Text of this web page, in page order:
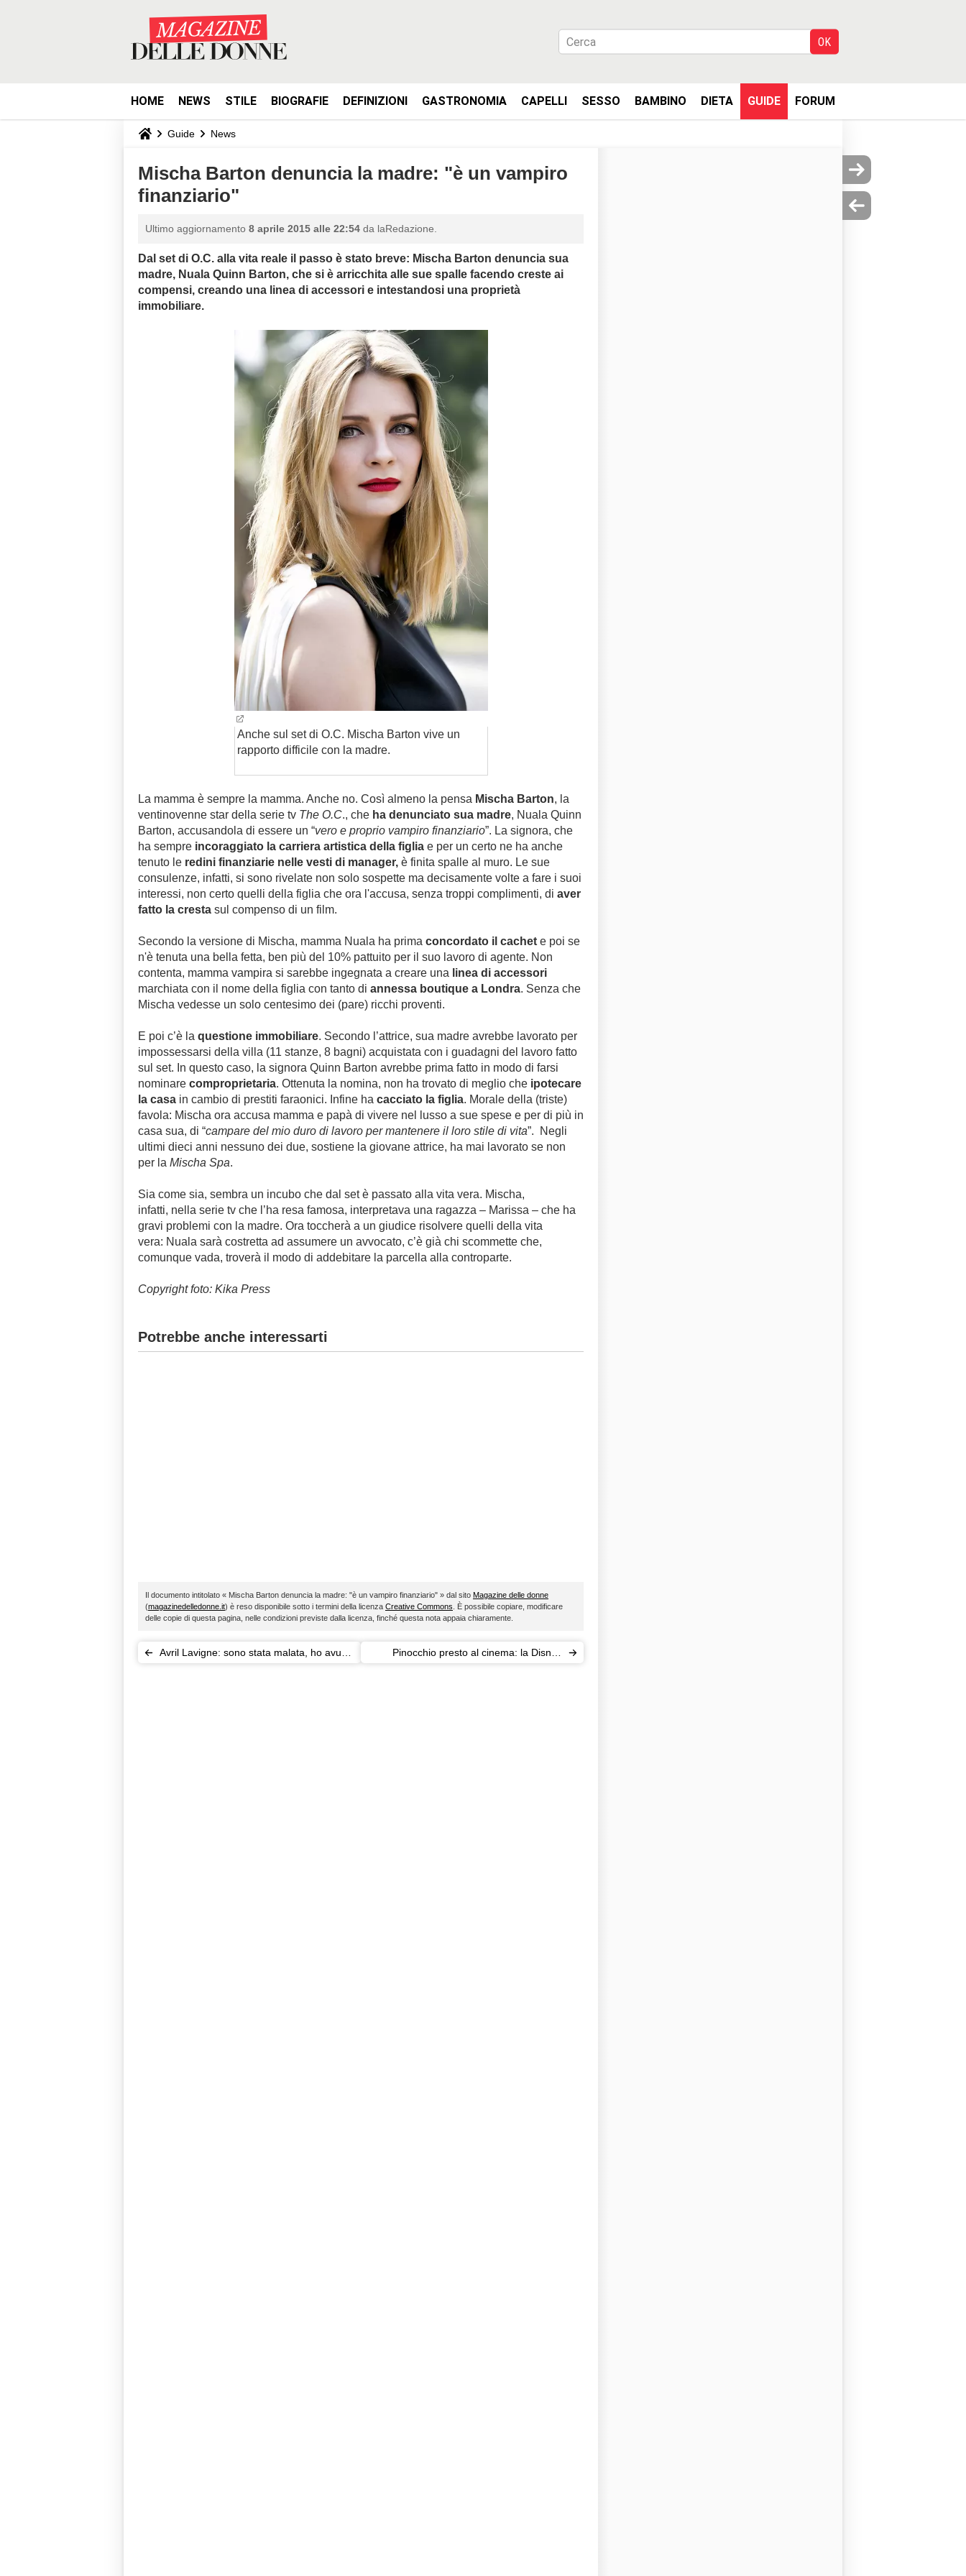
HOME NEWS STILE BIOGRAFIE DEFINIZIONI GASTRONOMIA CAPELLI SESSO BAMBINO DIETA GUIDE FORUM
Guide News
Mischa Barton denuncia la madre: "è un vampiro
finanziario"
Ultimo aggiornamento 8 aprile 2015 alle 22:54 da laRedazione.
Dal set di O.C. alla vita reale il passo è stato breve: Mischa Barton denuncia sua
madre, Nuala Quinn Barton, che si è arricchita alle sue spalle facendo creste ai
compensi, creando una linea di accessori e intestandosi una proprietà
immobiliare.
Anche sul set di O.C. Mischa Barton vive un
rapporto difficile con la madre.
La mamma è sempre la mamma. Anche no. Così almeno la pensa Mischa Barton, la
ventinovenne star della serie tv The O.C., che ha denunciato sua madre, Nuala Quinn
Barton, accusandola di essere un “vero e proprio vampiro finanziario”. La signora, che
ha sempre incoraggiato la carriera artistica della figlia e per un certo ne ha anche
tenuto le redini finanziarie nelle vesti di manager, è finita spalle al muro. Le sue
consulenze, infatti, si sono rivelate non solo sospette ma decisamente volte a fare i suoi
interessi, non certo quelli della figlia che ora l'accusa, senza troppi complimenti, di aver
fatto la cresta sul compenso di un film.
Secondo la versione di Mischa, mamma Nuala ha prima concordato il cachet e poi se
n'è tenuta una bella fetta, ben più del 10% pattuito per il suo lavoro di agente. Non
contenta, mamma vampira si sarebbe ingegnata a creare una linea di accessori
marchiata con il nome della figlia con tanto di annessa boutique a Londra. Senza che
Mischa vedesse un solo centesimo dei (pare) ricchi proventi.
E poi c’è la questione immobiliare. Secondo l’attrice, sua madre avrebbe lavorato per
impossessarsi della villa (11 stanze, 8 bagni) acquistata con i guadagni del lavoro fatto
sul set. In questo caso, la signora Quinn Barton avrebbe prima fatto in modo di farsi
nominare comproprietaria. Ottenuta la nomina, non ha trovato di meglio che ipotecare
la casa in cambio di prestiti faraonici. Infine ha cacciato la figlia. Morale della (triste)
favola: Mischa ora accusa mamma e papà di vivere nel lusso a sue spese e per di più in
casa sua, di “campare del mio duro di lavoro per mantenere il loro stile di vita”. Negli
ultimi dieci anni nessuno dei due, sostiene la giovane attrice, ha mai lavorato se non
per la Mischa Spa.
Sia come sia, sembra un incubo che dal set è passato alla vita vera. Mischa,
infatti, nella serie tv che l’ha resa famosa, interpretava una ragazza – Marissa – che ha
gravi problemi con la madre. Ora toccherà a un giudice risolvere quelli della vita
vera: Nuala sarà costretta ad assumere un avvocato, c’è già chi scommette che,
comunque vada, troverà il modo di addebitare la parcella alla controparte.
Copyright foto: Kika Press
Potrebbe anche interessarti
Il documento intitolato « Mischa Barton denuncia la madre: "è un vampiro finanziario" » dal sito Magazine delle donne
(magazinedelledonne.it) è reso disponibile sotto i termini della licenza Creative Commons . È possibile copiare, modificare
delle copie di questa pagina, nelle condizioni previste dalla licenza, finché questa nota appaia chiaramente.
Avril Lavigne: sono stata malata, ho avuto
Pinocchio presto al cinema: la Disney